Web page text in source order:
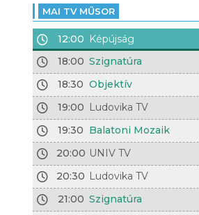
MAI TV MŰSOR
12:00 Képújság
18:00 Szignatúra
18:30 Objektív
19:00 Ludovika TV
19:30 Balatoni Mozaik
20:00 UNIV TV
20:30 Ludovika TV
21:00 Szignatúra